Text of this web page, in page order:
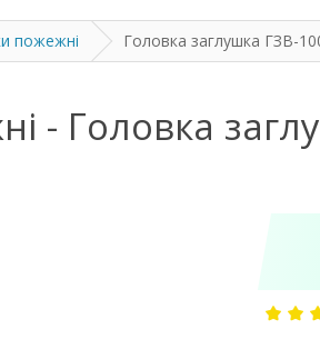
пожежні Головка заглушка ГЗВ-
- Головка